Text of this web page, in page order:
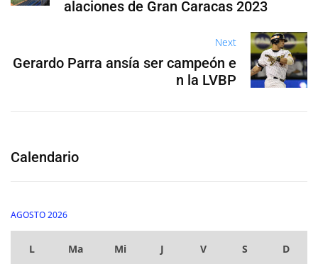
alaciones de Gran Caracas 2023
Next
Gerardo Parra ansía ser campeón e
n la LVBP
Calendario
AGOSTO 2026
L Ma Mi J V S D